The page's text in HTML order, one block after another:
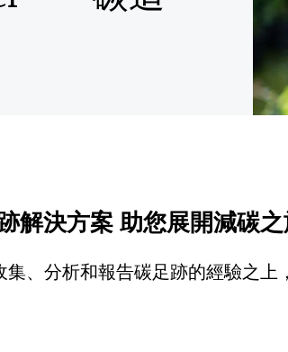
解決方案 助您展開減碳
、分析和報告碳足跡的經驗之上